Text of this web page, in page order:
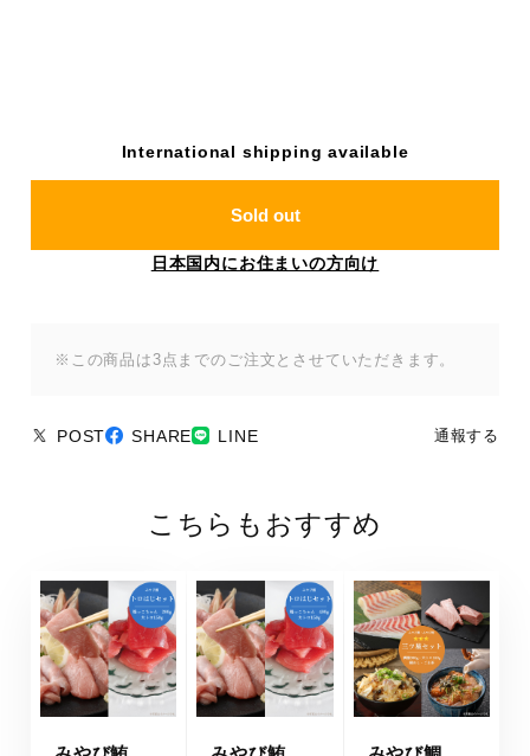
International shipping available
Sold out
日本国内にお住まいの方向け
※この商品は3点までのご注文とさせていただきます。
POST SHARE LINE 通報する
こちらもおすすめ